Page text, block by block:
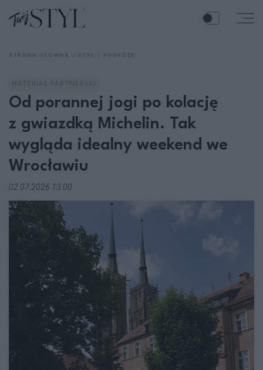
Od porannej jogi po kolację
z gwiazdką Michelin. Tak
wygląda idealny weekend we
Wrocławiu
02.07.2026 13:00